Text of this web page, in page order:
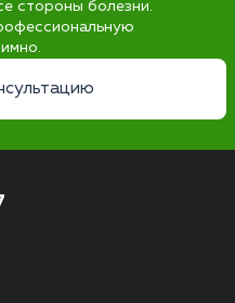
стороны болезни.